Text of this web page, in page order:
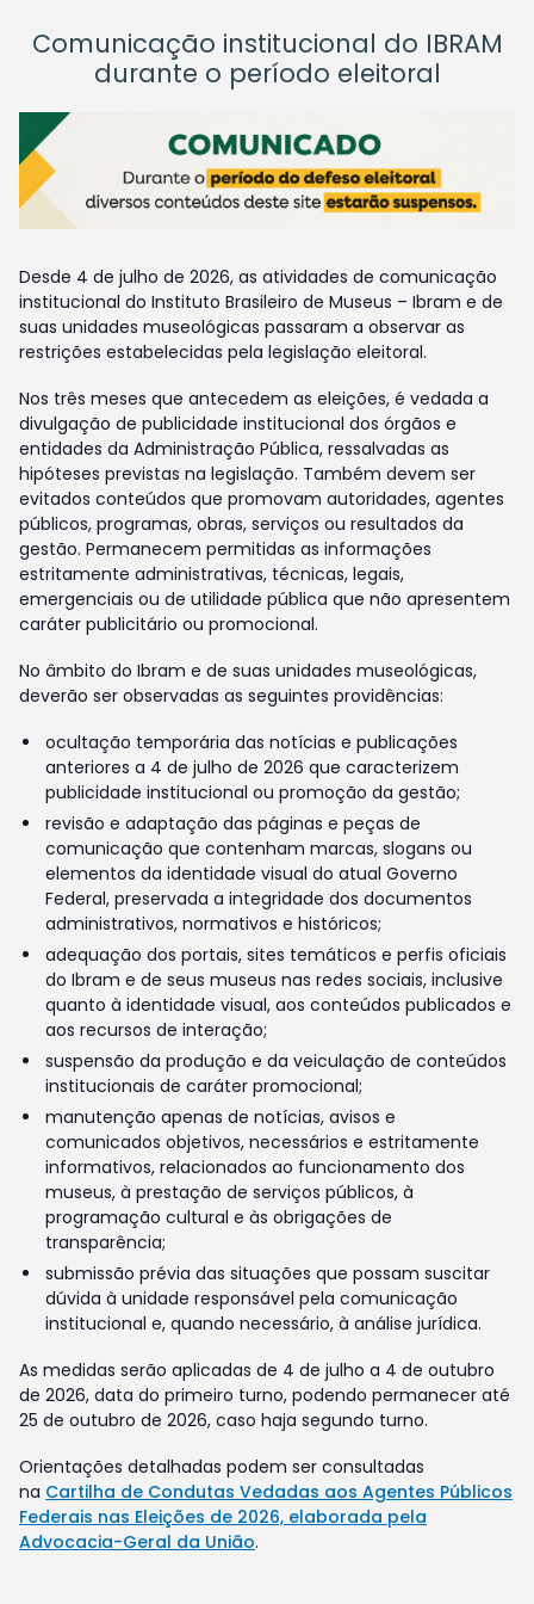
Comunicação institucional do IBRAM
durante o período eleitoral
Desde 4 de julho de 2026, as atividades de comunicação
institucional do Instituto Brasileiro de Museus – Ibram e de
suas unidades museológicas passaram a observar as
restrições estabelecidas pela legislação eleitoral.
Nos três meses que antecedem as eleições, é vedada a
divulgação de publicidade institucional dos órgãos e
entidades da Administração Pública, ressalvadas as
hipóteses previstas na legislação. Também devem ser
evitados conteúdos que promovam autoridades, agentes
públicos, programas, obras, serviços ou resultados da
gestão. Permanecem permitidas as informações
estritamente administrativas, técnicas, legais,
emergenciais ou de utilidade pública que não apresentem
caráter publicitário ou promocional.
No âmbito do Ibram e de suas unidades museológicas,
deverão ser observadas as seguintes providências:
ocultação temporária das notícias e publicações
anteriores a 4 de julho de 2026 que caracterizem
publicidade institucional ou promoção da gestão;
revisão e adaptação das páginas e peças de
comunicação que contenham marcas, slogans ou
elementos da identidade visual do atual Governo
Federal, preservada a integridade dos documentos
administrativos, normativos e históricos;
adequação dos portais, sites temáticos e perfis oficiais
do Ibram e de seus museus nas redes sociais, inclusive
quanto à identidade visual, aos conteúdos publicados e
aos recursos de interação;
suspensão da produção e da veiculação de conteúdos
institucionais de caráter promocional;
manutenção apenas de notícias, avisos e
comunicados objetivos, necessários e estritamente
informativos, relacionados ao funcionamento dos
museus, à prestação de serviços públicos, à
programação cultural e às obrigações de
transparência;
submissão prévia das situações que possam suscitar
dúvida à unidade responsável pela comunicação
institucional e, quando necessário, à análise jurídica.
As medidas serão aplicadas de 4 de julho a 4 de outubro
de 2026, data do primeiro turno, podendo permanecer até
25 de outubro de 2026, caso haja segundo turno.
Orientações detalhadas podem ser consultadas
na Cartilha de Condutas Vedadas aos Agentes Públicos
Federais nas Eleições de 2026, elaborada pela
Advocacia-Geral da União.